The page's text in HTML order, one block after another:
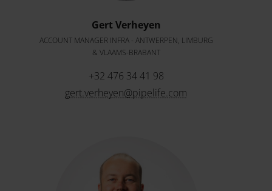
Gert Verheyen
ACCOUNT MANAGER INFRA - ANTWERPEN, LIMBURG
& VLAAMS-BRABANT
+32 476 34 41 98
gert.verheyen@pipelife.com